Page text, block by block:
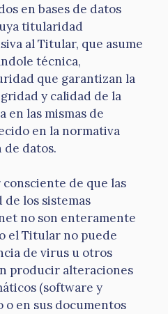
en bases de datos
titularidad
al Titular, que asume
técnica,
que garantizan la
y calidad de la
las mismas de
en la normativa
datos.
de que las
los sistemas
no son enteramente
el Titular no puede
de virus u otros
producir alteraciones
(software y
en sus documentos